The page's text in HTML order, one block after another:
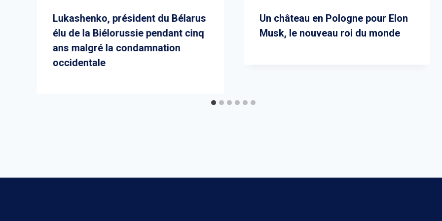
Lukashenko, président du Bélarus
élu de la Biélorussie pendant cinq
ans malgré la condamnation
occidentale
Un château en Pologne pour Elon
Musk, le nouveau roi du monde